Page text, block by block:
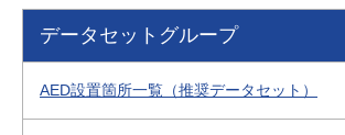
データセットグループ
AED設置箇所一覧（推奨データセット）